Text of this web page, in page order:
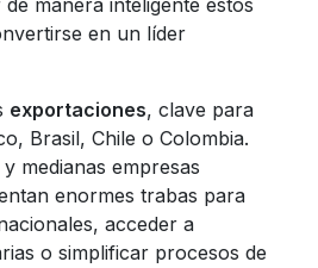
manera inteligente estos
en un líder
exportaciones, clave para
Brasil, Chile o Colombia.
medianas empresas
enormes trabas para
acceder a
o simplificar procesos de